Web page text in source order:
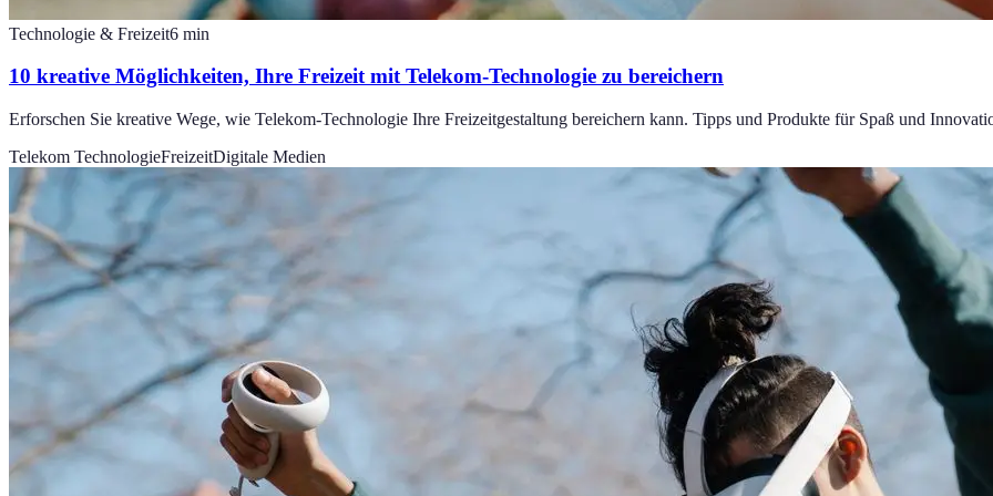
Technologie & Freizeit6 min
10 kreative Möglichkeiten, Ihre Freizeit mit Telekom-Technologie zu bereichern
Erforschen Sie kreative Wege, wie Telekom-Technologie Ihre Freizeitgestaltung bereichern kann. Tipps und Produkte für Spaß und
Telekom TechnologieFreizeitDigitale Medien